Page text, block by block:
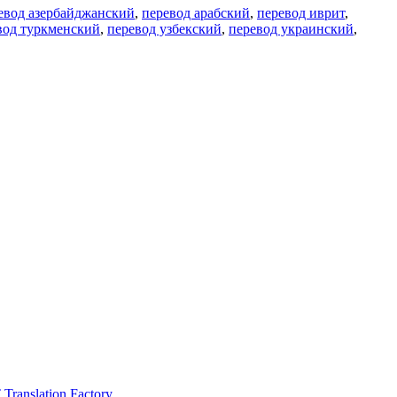
азербайджанский, перевод арабский, перевод иврит,
туркменский, перевод узбекский, перевод украинский,
Factory